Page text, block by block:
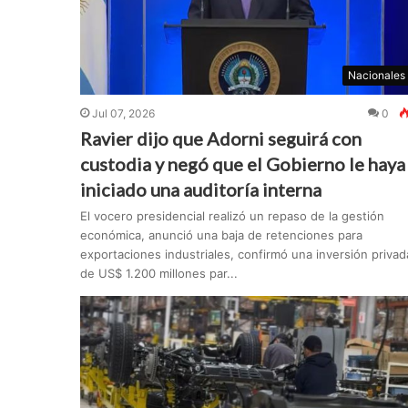
Nacionales
Jul 07, 2026 0
Ravier dijo que Adorni seguirá con
custodia y negó que el Gobierno le haya
iniciado una auditoría interna
El vocero presidencial realizó un repaso de la gestión
económica, anunció una baja de retenciones para
exportaciones industriales, confirmó una inversión
de US$ 1.200 millones par...